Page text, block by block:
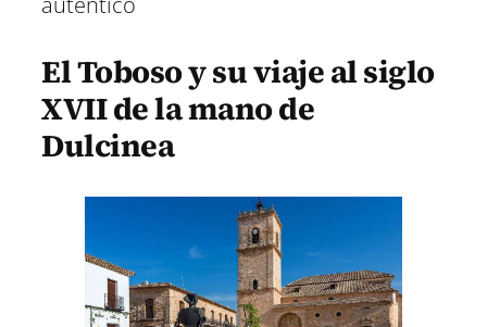
El Toboso y su viaje al siglo
XVII de la mano de
Dulcinea